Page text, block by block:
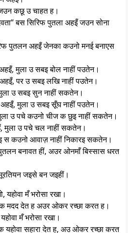
कछू उ चाहत ह।
बस सिरिफ पुतला अहइँ जउन सोना
पुतलन अहइँ जेनका कउनो मनई बनाएस
मुला उ सबइ बोल नाहीं पउतेन।
पर उ सबइ लखि नाहीं पउतेन।
उ सबइ सुन नाहीं सकतेन।
मुला उ सबइ सूँघ नाहीं पउतेन।
उ पचे कउनो चीज क छुइ नाहीं सकतेन।
उ पचे चल नाहीं सकतेन।
कउनो आवाज़ नाहीं निकारइ सकतेन।
बनावत हीं, अउर ओनमाँ बिस्सास धरत
जइसे बन जइहीं।
मँ भरोसा रखा।
क मदद देत ह अउर ओकर रच्छा करत ह।
मँ भरोसा रखा।
यहोवा सहारा देत ह, अउ ओकर रच्छा करत